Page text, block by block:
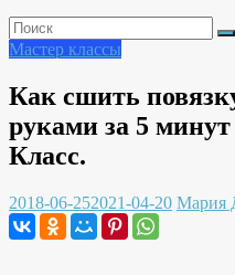
Мастер классы
Как сшить
руками за 5
Класс.
2018-06-252021-04-20 Мария